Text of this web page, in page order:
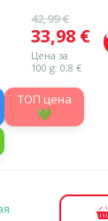
Исходная
42,99 €
Цена
33,98 €
Цена за
100 g: 0,8 €
TOП цена
💚